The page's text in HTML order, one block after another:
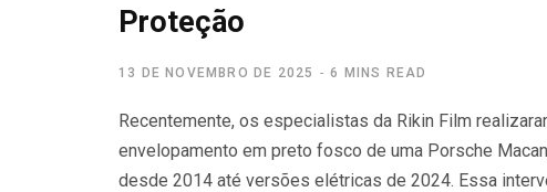
Proteção
13 DE NOVEMBRO DE 2025 6 MINS READ
Recentemente, os especialistas da Rikin Film
envelopamento em preto fosco de uma Porsche
desde 2014 até versões elétricas de 2024. Essa